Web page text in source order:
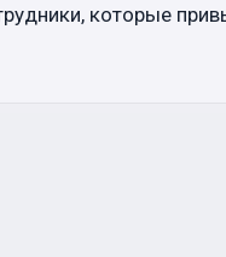
которые